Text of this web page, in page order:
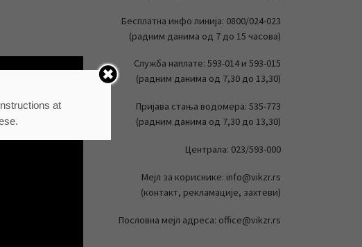
Бесплатна инфо линија: 0800/024-023
(радним данима од 7 до 15 часова)
Служба наплате: 593-014 и 593-015
(радним данима од 7,30 до 13,30)
Пријава стања водомера: 535-773
(радним данима од 7,30 до 13,30)
Централа: 023/593-000
Мејл за кориснике: info@vikzr.rs
(контакт, рекламације, захтеви)
Пословна мејл адреса: office@vikzr.rs
at